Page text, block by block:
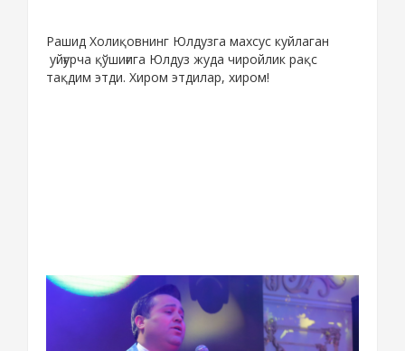
Рашид Холиқовнинг Юлдузга махсус куйлаган
уйғурча қўшиғига Юлдуз жуда чиройлик рақс
тақдим этди. Хиром этдилар, хиром!